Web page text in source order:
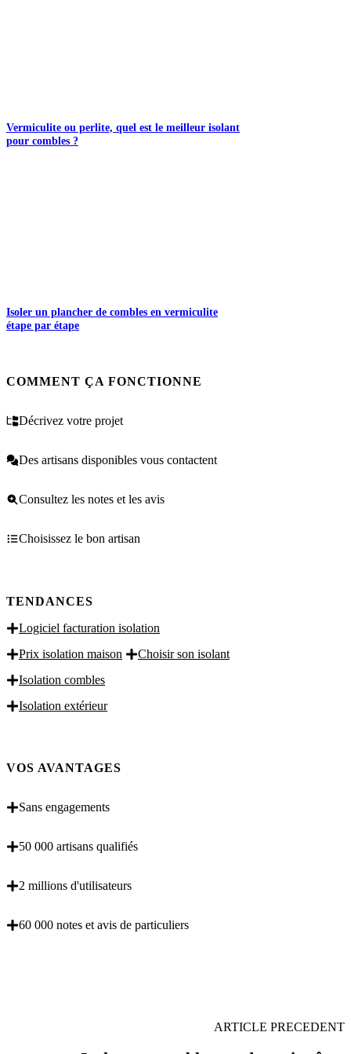
Vermiculite ou perlite, quel est le meilleur isolant
pour combles ?
Isoler un plancher de combles en vermiculite
étape par étape
COMMENT ÇA FONCTIONNE
Décrivez votre projet
Des artisans disponibles vous contactent
Consultez les notes et les avis
Choisissez le bon artisan
TENDANCES
Logiciel facturation isolation
Prix isolation maison
Choisir son isolant
Isolation combles
Isolation extérieur
VOS AVANTAGES
Sans engagements
50 000 artisans qualifiés
2 millions d'utilisateurs
60 000 notes et avis de particuliers
ARTICLE PRECEDENT